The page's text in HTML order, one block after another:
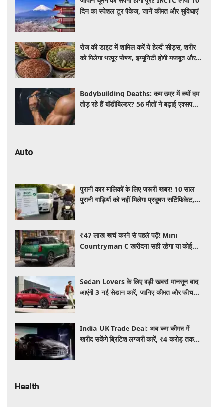
दिन का स्पेशल टूर पैकेज, जानें कीमत और सुविधाएं
रोज की डाइट में शामिल करें ये हेल्दी सीड्स, शरीर
को मिलेगा भरपूर पोषण, इम्यूनिटी होगी मजबूत और
Bodybuilding Deaths: कम उम्र में क्यों दम
तोड़ रहे हैं बॉडीबिल्डर? 56 मौतों ने बढ़ाई एक्सपर्ट्स
Auto
पुरानी कार मालिकों के लिए जरूरी खबर! 10 साल
पुरानी गाड़ियों को नहीं मिलेगा प्रदूषण सर्टिफिकेट,
₹47 लाख खर्च करने से पहले पढ़ें! Mini
Countryman C खरीदना सही रहेगा या कोई
Sedan Lovers के लिए बड़ी खबर! मानसून बाद
आएंगी 3 नई सेडान कारें, जानिए कीमत और फीचर्स
India-UK Trade Deal: अब कम कीमत में
खरीद सकेंगे ब्रिटिश लग्जरी कारें, ₹4 करोड़ तक
Health